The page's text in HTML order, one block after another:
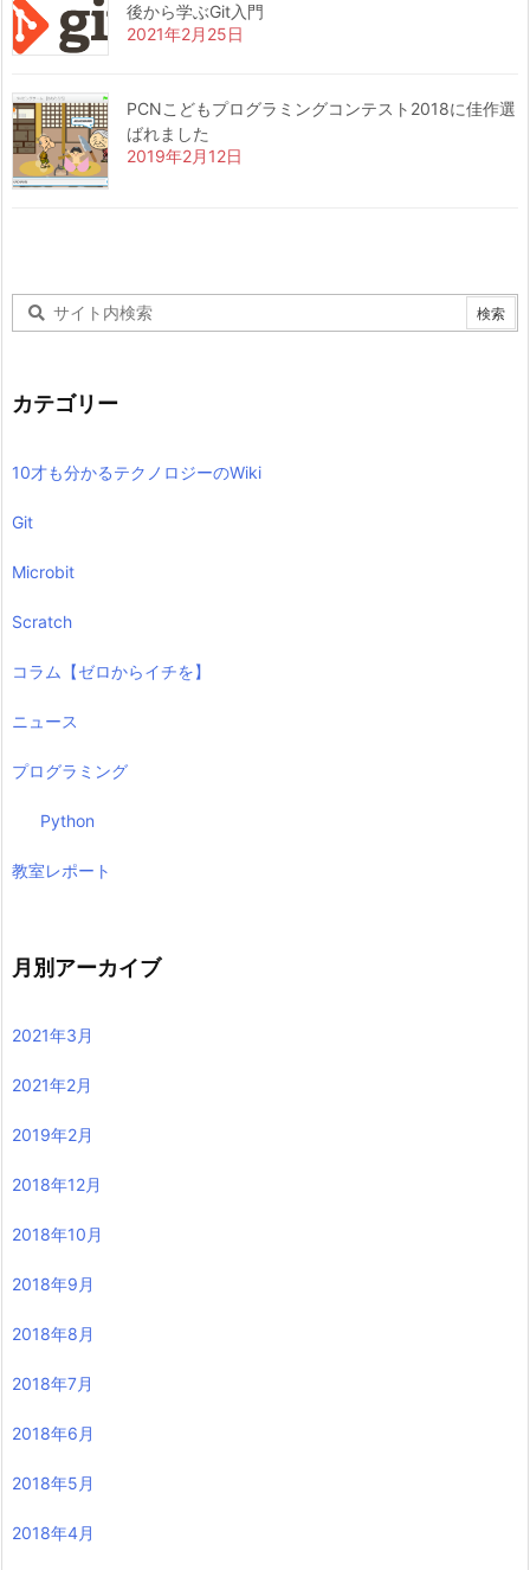
後から学ぶGit入門
2021年2月25日
PCNこどもプログラミングコンテスト2018に佳作選
ばれました
2019年2月12日
カテゴリー
10才も分かるテクノロジーのWiki
Git
Microbit
Scratch
コラム【ゼロからイチを】
ニュース
プログラミング
Python
教室レポート
月別アーカイブ
2021年3月
2021年2月
2019年2月
2018年12月
2018年10月
2018年9月
2018年8月
2018年7月
2018年6月
2018年5月
2018年4月